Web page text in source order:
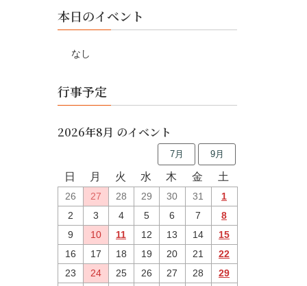
本日のイベント
なし
行事予定
2026年8月 のイベント
7月 9月
日 月 火 水 木 金 土
26 27 28 29 30 31
1
2
3 4 5 6 7
8
9
10 11 12 13 14
15
16
17 18 19 20 21
22
23
24 25 26 27 28
29